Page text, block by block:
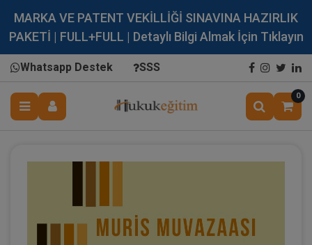
MARKA VE PATENT VEKİLLİĞİ SINAVINA HAZIRLIK
PAKETİ | FULL+FULL | Detaylı Bilgi Almak İçin Tıklayın
Whatsapp Destek SSS
0